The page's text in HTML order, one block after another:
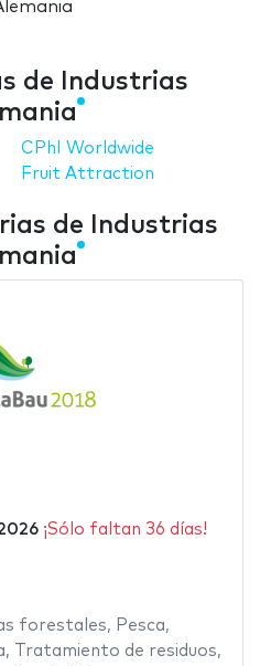
de Industrias
CPhI Worldwide
Fruit Attraction
de Industrias
¡Sólo faltan 36 días!
forestales, Pesca,
, Tratamiento de residuos,